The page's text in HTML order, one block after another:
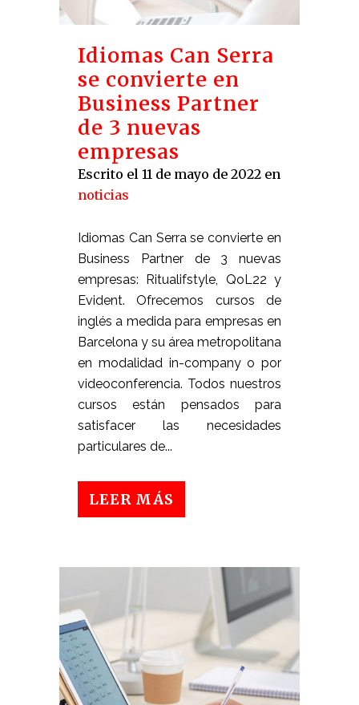
Idiomas Can Serra
se convierte en
Business Partner
de 3 nuevas
empresas
Escrito el 11 de mayo de 2022 en
noticias
Idiomas Can Serra se convierte en
Business Partner de 3 nuevas
empresas: Ritualifstyle, QoL22 y
Evident. Ofrecemos cursos de
inglés a medida para empresas en
Barcelona y su área metropolitana
en modalidad in-company o por
videoconferencia. Todos nuestros
cursos están pensados para
satisfacer las necesidades
particulares de...
LEER MÁS